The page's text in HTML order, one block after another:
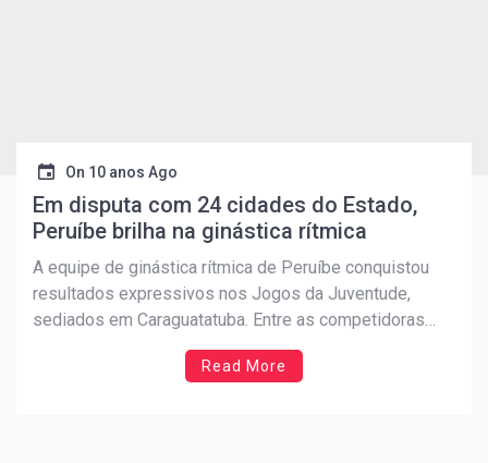
On 10 anos Ago
Em disputa com 24 cidades do Estado,
Peruíbe brilha na ginástica rítmica
A equipe de ginástica rítmica de Peruíbe conquistou
resultados expressivos nos Jogos da Juventude,
sediados em Caraguatatuba. Entre as competidoras
das 24 cidades participantes do Estado, a ginasta
peruibense Amanda Macena conquistou o primeiro
Read More